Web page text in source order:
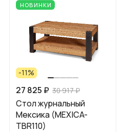
НОВИНКИ
-11%
27 825 ₽ 30 917 ₽
Стол журнальный
Мексика (MEXICA-
TBR110)